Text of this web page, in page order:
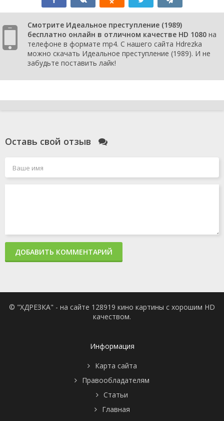
Смотрите Идеальное преступление (1989)
бесплатно онлайн в отличном качестве HD 1080 на
телефоне в формате mp4. С нашего сайта Hdrezka
можно скачать Идеальное преступление (1989). И не
забудьте поставить лайк!
Оставь свой отзыв
ДОБАВИТЬ КОММЕНТАРИЙ
© "ХДРЕЗКА" - на сайте 128919 кино картины с хорошим HD
качеством.
Информация
Карта сайта
Правообладателям
Статьи
Главная